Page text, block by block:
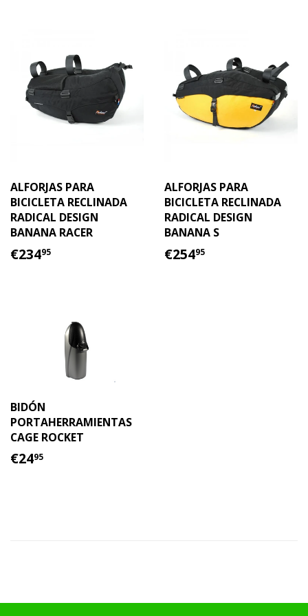
ALFORJAS PARA
BICICLETA RECLINADA
RADICAL DESIGN
BANANA RACER
PRECIO
€23495
ALFORJAS PARA
BICICLETA RECLINADA
RADICAL DESIGN
BANANA S
PRECIO
€25495
BIDÓN
PORTAHERRAMIENTAS
CAGE ROCKET
PRECIO
€2495